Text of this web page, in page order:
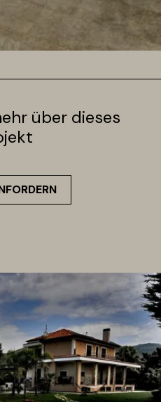
über dieses